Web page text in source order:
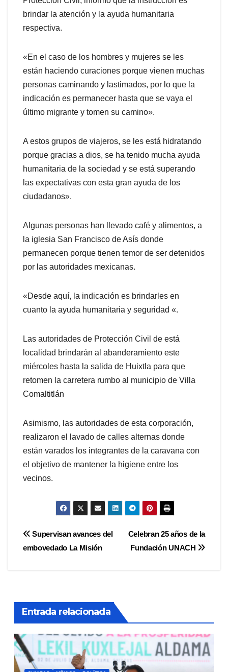
brindar la atención y la ayuda humanitaria
respectiva.
«En el caso de los hombres y mujeres se les
están haciendo curaciones porque vienen muchas
personas caminando y lastimados, por lo que la
indicación es permanecer hasta que se vaya el
último migrante y tomen su camino».
A estos grupos de viajeros, se les está hidratando
porque gracias a dios, se ha tenido mucha ayuda
humanitaria de la sociedad y se está superando
las expectativas con esta gran ayuda de los
ciudadanos».
Algunas personas han llevado café y alimentos, a
la iglesia San Francisco de Asís donde
permanecen porque tienen temor de ser detenidos
por las autoridades mexicanas.
«Desde aquí, la indicación es brindarles en
cuanto la ayuda humanitaria y seguridad «.
Las autoridades de Protección Civil de está
localidad brindarán al abanderamiento este
miércoles hasta la salida de Huixtla para que
retomen la carretera rumbo al municipio de Villa
Comaltitlán
Asimismo, las autoridades de esta corporación,
realizaron el lavado de calles alternas donde
están varados los integrantes de la caravana con
el objetivo de mantener la higiene entre los
vecinos.
Navegación
Celebran 25 años de la
Fundación UNACH
Supervisan avances del
embovedado La Misión
Entrada relacionada